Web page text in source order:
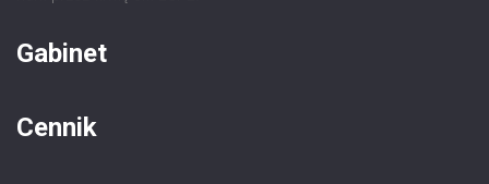
Gabinet
Cennik